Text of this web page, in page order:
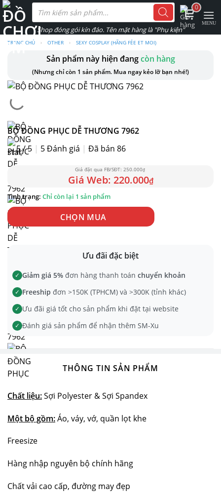
Skip
to
content
Tìm
kiếm
phẩm
TRANG CHỦ › OTHER › SEXY COSPLAY (HÃNG FÉE ET MOI)
Sản phẩm này hiện đangcòn hàng
(Nhưng chỉ còn 1 sản phẩm. Mua ngay kẻo lỡ bạn nhé!)
BỘ ĐỒNG PHỤC DỄ THƯƠNG 7962
5 / 5 | 5Đánh giá | Đã bán 86
250.000₫
220.000₫
Chỉ còn lại 1 sản phẩm
CHỌN MUA
Ưu đãi đặc biệt
✓ Giảm giá 5% đơn hàng thanh toán chuyển khoản
✓ Freeship đơn >150K (TPHCM) và >300K (tỉnh khác)
✓ Ưu đãi giá tốt cho sản phẩm khi đặt tại website
✓ Đánh giá sản phẩm để nhận thêm SM-Xu
THÔNG TIN SẢN PHẨM
Chất liệu:Sợi Polyester & Sợi Spandex
Một bộ gồm:Áo, váy, vớ, quần lọt khe
Freesize
Hàng nhập nguyên bộ chính hãng
Chất vải cao cấp, đường may đẹp
0